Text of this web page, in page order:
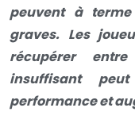
peuvent à
graves. Les
récupérer
insuffisant
performance et